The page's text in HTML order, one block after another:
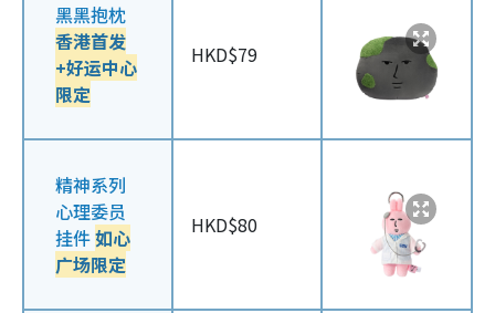
黑黑抱枕
香港首发
+好运中心
限定
HKD$79
精神系列
心理委员
挂件如心
广场限定
HKD$80